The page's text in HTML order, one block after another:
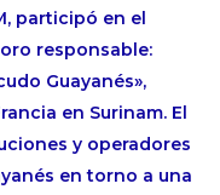
participó en el
responsable:
Guayanés»,
en Surinam. El
y operadores
en torno a una